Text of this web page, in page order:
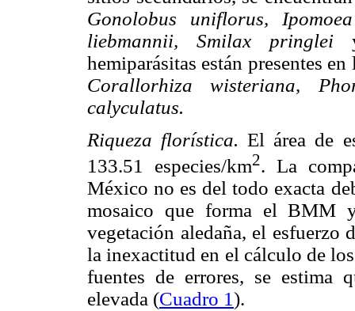
Gonolobus uniflorus,
liebmannii, Smilax pringlei
hemiparásitas están presentes
Corallorhiza wisteriana,
calyculatus.
Riqueza florística.El área de
133.51 especies/km2. La
México no es del todo exacta
mosaico que forma el BMM
vegetación aledaña, el esfuerzo
la inexactitud en el cálculo de
fuentes de errores, se estima
elevada (Cuadro 1).